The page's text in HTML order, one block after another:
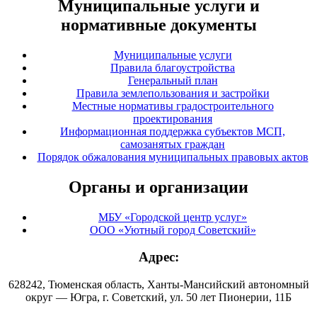
Муниципальные услуги и
нормативные документы
Муниципальные услуги
Правила благоустройства
Генеральный план
Правила землепользования и застройки
Местные нормативы градостроительного
проектирования
Информационная поддержка субъектов МСП,
самозанятых граждан
Порядок обжалования муниципальных правовых актов
Органы и организации
МБУ «Городской центр услуг»
ООО «Уютный город Советский»
Адрес:
628242, Тюменская область, Ханты-Мансийский автономный
округ — Югра, г. Советский, ул. 50 лет Пионерии, 11Б